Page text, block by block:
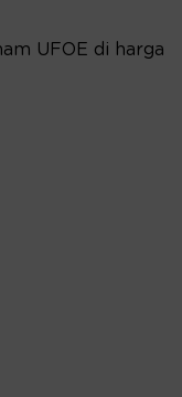
UFOE di harga